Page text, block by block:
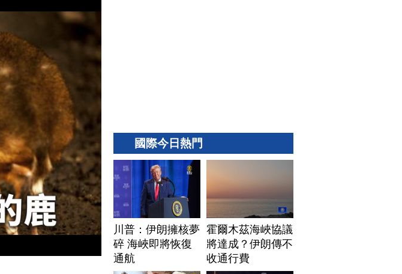
國際今日熱門
川普：伊朗擁核夢
碎 海峽即將恢復
通航
霍爾木茲海峽協議
將達成？伊朗傳不
收通行費